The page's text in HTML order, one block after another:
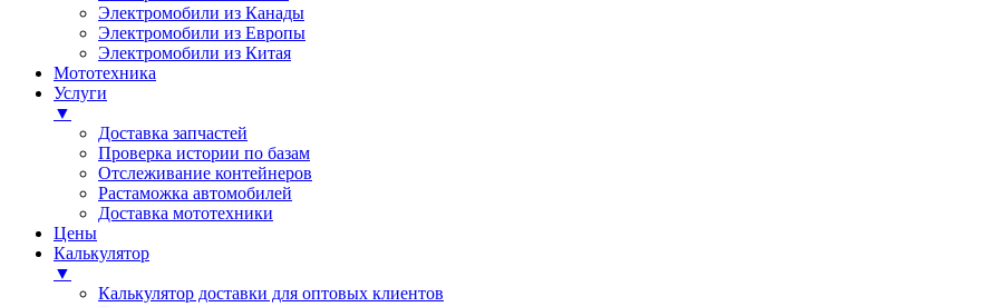
Электромобили из Канады
Электромобили из Европы
Электромобили из Китая
Мототехника
Услуги
▼
Доставка запчастей
Проверка истории по базам
Отслеживание контейнеров
Растаможка автомобилей
Доставка мототехники
Цены
Калькулятор
▼
Калькулятор доставки для оптовых клиентов